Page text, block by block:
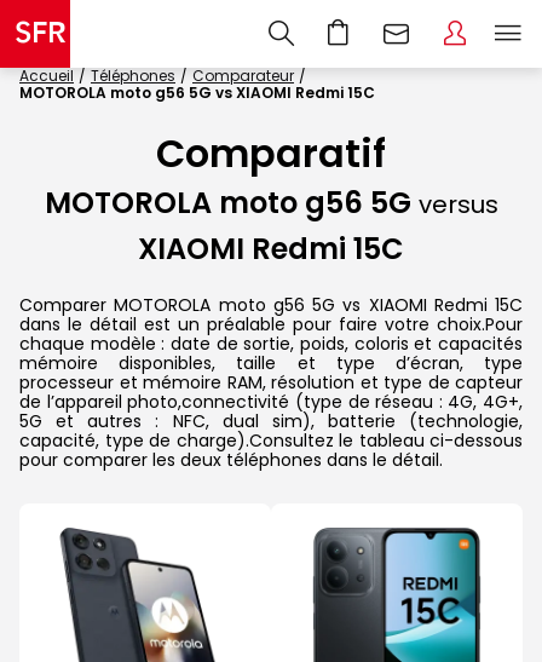
Accueil Téléphones
Comparateur
MOTOROLA moto g56 5G vs XIAOMI Redmi 15C
Comparatif
MOTOROLA moto g56 5G versus
XIAOMI Redmi 15C
Comparer MOTOROLA moto g56 5G vs XIAOMI Redmi 15C
dans le détail est un préalable pour faire votre choix.Pour
chaque modèle : date de sortie, poids, coloris et capacités
mémoire disponibles, taille et type d’écran, type
processeur et mémoire RAM, résolution et type de capteur
de l’appareil photo,connectivité (type de réseau : 4G, 4G+,
5G et autres : NFC, dual sim), batterie (technologie,
capacité, type de charge).Consultez le tableau ci-dessous
pour comparer les deux téléphones dans le détail.